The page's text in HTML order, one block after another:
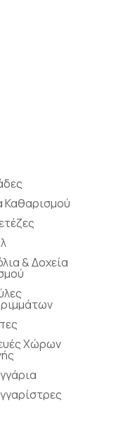
Καθαρισμού
& Δοχεία
Χώρων